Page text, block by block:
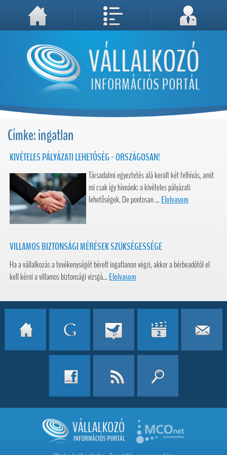
A weboldal használatával Ön elfogadja, hogy Cookie-kat (sütiket) tároljunk számítógépén. A sütik a weboldal megfelelő működéséhez
Megértettem, folytatás...
Címke: ingatlan
KIVÉTELES PÁLYÁZATI LEHETŐSÉG - ORSZÁGOSAN!
Társadalmi egyeztetés alá került két felhívás, amit
mi csak így hívnánk: a kivételes pályázati
lehetőségek. De pontosan ... Elolvasom
VILLAMOS BIZTONSÁGI MÉRÉSEK SZÜKSÉGESSÉGE
Ha a vállalkozás a tevékenységét bérelt ingatlanon végzi, akkor a bérbeadótól el
kell kérni a villamos biztonsági vizsgá... Elolvasom